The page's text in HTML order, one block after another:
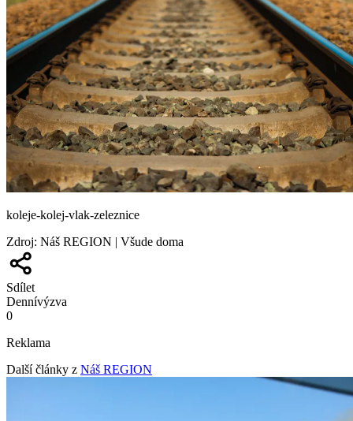
koleje-kolej-vlak-zeleznice
Zdroj: Náš REGION | Všude doma
Sdílet
Dennívýzva
0
Reklama
Další články z Náš REGION